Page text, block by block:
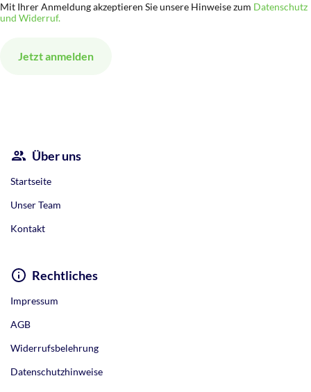
Mit Ihrer Anmeldung akzeptieren Sie unsere Hinweise zum Datenschutz
und Widerruf.
Über uns
Startseite
Unser Team
Kontakt
Rechtliches
Impressum
AGB
Widerrufsbelehrung
Datenschutzhinweise